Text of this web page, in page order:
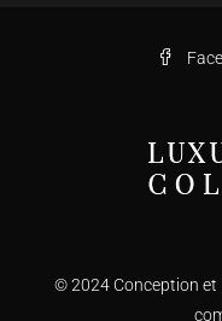
© 2024 Conception et